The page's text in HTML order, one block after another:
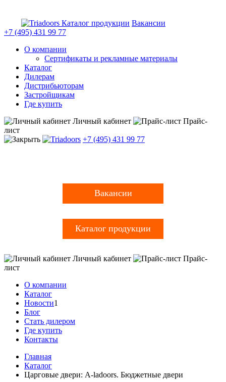
Каталог продукции Вакансии
+7 (495) 431 99 77
О компании
Сертификаты и рекламные материалы
Каталог
Дилерам
Дистрибьюторам
Застройщикам
Где купить
Личный кабинет
Прайс-
лист
+7 (495) 431 99 77
Вакансии
Каталог продукции
Личный кабинет
Прайс-
лист
О компании
Каталог
Новости1
Блог
Стать дилером
Где купить
Контакты
Главная
Каталог
Царговые двери: A-ladoors. Бюджетные двери